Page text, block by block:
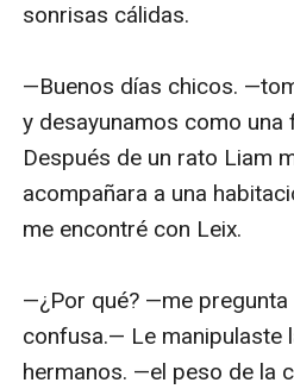
sonrisas cálidas.
—Buenos días chicos.
y desayunamos como una
Después de un rato Liam
acompañara a una
me encontré con Leix.
—¿Por qué? —me
confusa.— Le manipulaste
hermanos. —el peso de la